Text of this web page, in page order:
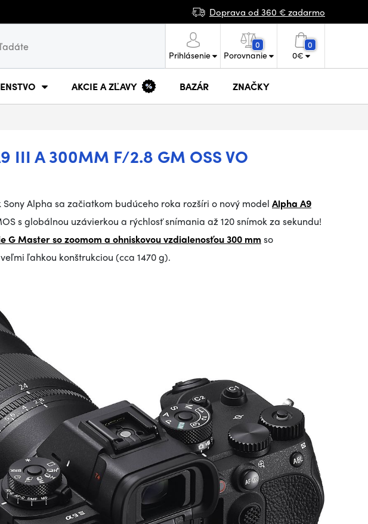
Doprava od 360 € zadarmo
Prihlásenie
0
Porovnanie
0
0€
AKCIE A ZĽAVY BAZÁR ZNAČKY
III A 300MM F/2.8 GM OSS VO
Alpha sa začiatkom budúceho roka rozšíri o nový model Alpha A9
s globálnou uzávierkou a rýchlosť snímania až 120 snímok za sekundu!
G Master so zoomom a ohniskovou vzdialenosťou 300 mm so
ľahkou konštrukciou (cca 1470 g).